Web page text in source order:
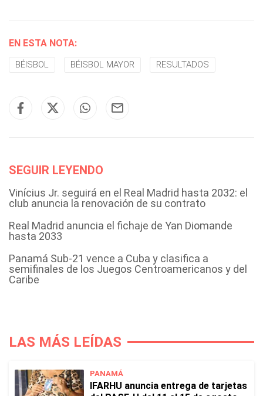
EN ESTA NOTA:
BÉISBOL BÉISBOL MAYOR RESULTADOS
SEGUIR LEYENDO
Vinícius Jr. seguirá en el Real Madrid hasta 2032: el
club anuncia la renovación de su contrato
Real Madrid anuncia el fichaje de Yan Diomande
hasta 2033
Panamá Sub-21 vence a Cuba y clasifica a
semifinales de los Juegos Centroamericanos y del
Caribe
LAS MÁS LEÍDAS
PANAMÁ
IFARHU anuncia entrega de tarjetas